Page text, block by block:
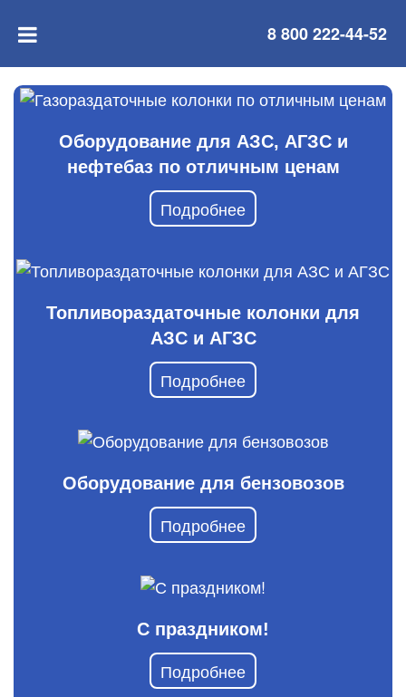
8 800 222-44-52
Оборудование для АЗС, АГЗС и
нефтебаз по отличным ценам
Подробнее
Топливораздаточные колонки для
АЗС и АГЗС
Подробнее
Оборудование для бензовозов
Подробнее
С праздником!
Подробнее